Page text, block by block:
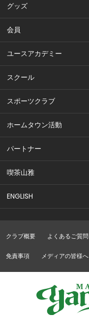
グッズ
会員
ユースアカデミー
スクール
スポーツクラブ
ホームタウン活動
パートナー
喫茶山雅
ENGLISH
クラブ概要 よくあるご質問
免責事項 メディアの皆様へ